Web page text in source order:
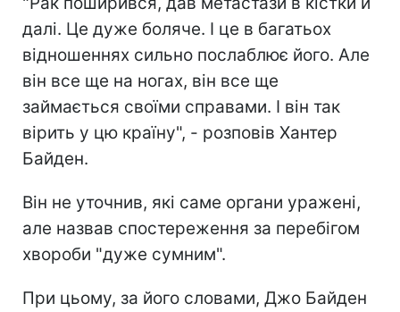
далі. Це дуже боляче. І це в багатьох
відношеннях сильно послаблює його. Але
він все ще на ногах, він все ще
займається своїми справами. І він так
вірить у цю країну", - розповів Хантер
Байден.
Він не уточнив, які саме органи уражені,
але назвав спостереження за перебігом
хвороби "дуже сумним".
При цьому, за його словами, Джо Байден